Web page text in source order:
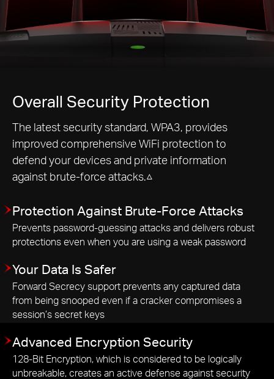
Overall Security Protection
The latest security standard, WPA3, provides
improved comprehensive WiFi protection to
defend your devices and private information
against brute-force attacks.△
Protection Against Brute-Force Attacks
Prevents password-guessing attacks and delivers robust
protections even when you are using a weak password
Your Data Is Safer
Forward Secrecy support prevents any captured data
from being snooped even if a cracker compromises a
session’s secret keys
Advanced Encryption Security
128-Bit Encryption, which is considered to be logically
unbreakable, creates an active defense against security